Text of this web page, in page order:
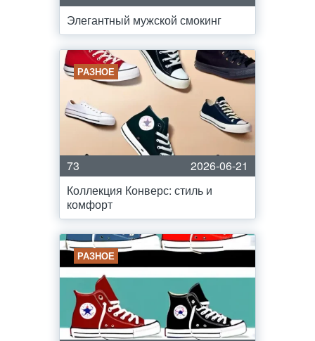
Элегантный мужской смокинг
РАЗНОЕ
73
2026-06-21
Коллекция Конверс: стиль и
комфорт
РАЗНОЕ